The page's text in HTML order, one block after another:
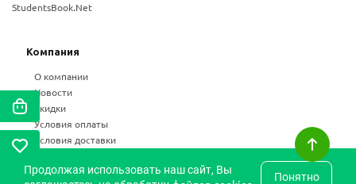
StudentsBook.Net
Компания
О компании
Новости
Скидки
Условия оплаты
Условия доставки
Статьи
Продолжая использовать наш сайт, Вы
Понятно